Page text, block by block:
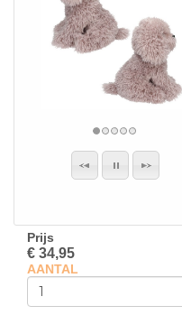
Prijs
€ 34,95
AANTAL